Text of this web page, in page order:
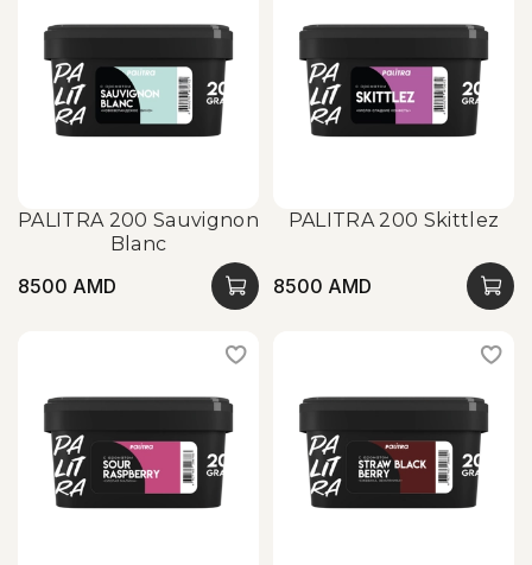
PALITRA 200 Sauvignon
Blanc
8500 AMD
PALITRA 200 Skittlez
8500 AMD